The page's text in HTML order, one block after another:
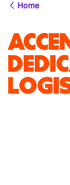
Home